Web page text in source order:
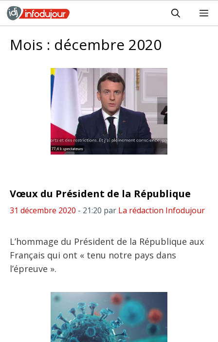
Aller
au
Mois : décembre 2020
Vœux du Président de la République
31 décembre 2020 - 21:20 par La rédaction Infodujour
L’hommage du Président de la République aux
Français qui ont « tenu notre pays dans
l’épreuve ».